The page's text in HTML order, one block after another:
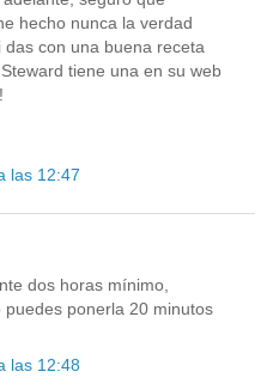
hecho nunca la verdad
con una buena receta
tiene una en su web
las 12:47
dos horas mínimo,
ponerla 20 minutos
las 12:48